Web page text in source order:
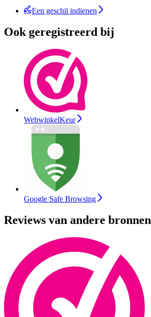
Een geschil indienen
Ook geregistreerd bij
WebwinkelKeur
Google Safe Browsing
Reviews van andere bronnen